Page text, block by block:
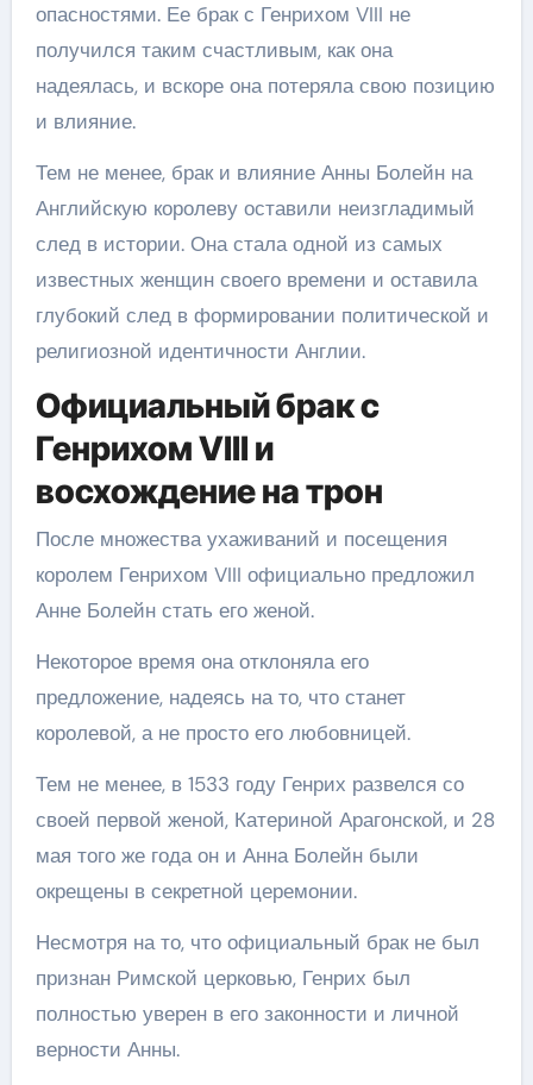
опасностями. Ее брак с Генрихом VIII не
получился таким счастливым, как она
надеялась, и вскоре она потеряла свою позицию
и влияние.
Тем не менее, брак и влияние Анны Болейн на
Английскую королеву оставили неизгладимый
след в истории. Она стала одной из самых
известных женщин своего времени и оставила
глубокий след в формировании политической и
религиозной идентичности Англии.
Официальный брак с
Генрихом VIII и
восхождение на трон
После множества ухаживаний и посещения
королем Генрихом VIII официально предложил
Анне Болейн стать его женой.
Некоторое время она отклоняла его
предложение, надеясь на то, что станет
королевой, а не просто его любовницей.
Тем не менее, в 1533 году Генрих развелся со
своей первой женой, Катериной Арагонской, и 28
мая того же года он и Анна Болейн были
окрещены в секретной церемонии.
Несмотря на то, что официальный брак не был
признан Римской церковью, Генрих был
полностью уверен в его законности и личной
верности Анны.